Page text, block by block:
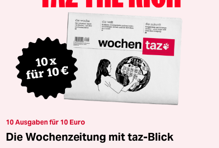
10 Ausgaben für 10 Euro
Die Wochenzeitung mit taz-Blick